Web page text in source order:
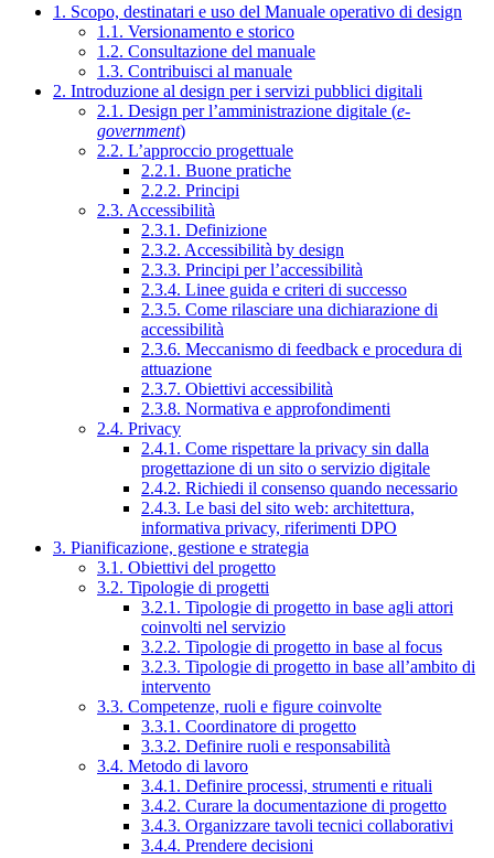
1. Scopo, destinatari e uso del Manuale operativo di design
1.1. Versionamento e storico
1.2. Consultazione del manuale
1.3. Contribuisci al manuale
2. Introduzione al design per i servizi pubblici digitali
2.1. Design per l’amministrazione digitale (e-
government)
2.2. L’approccio progettuale
2.2.1. Buone pratiche
2.2.2. Principi
2.3. Accessibilità
2.3.1. Definizione
2.3.2. Accessibilità by design
2.3.3. Principi per l’accessibilità
2.3.4. Linee guida e criteri di successo
2.3.5. Come rilasciare una dichiarazione di
accessibilità
2.3.6. Meccanismo di feedback e procedura di
attuazione
2.3.7. Obiettivi accessibilità
2.3.8. Normativa e approfondimenti
2.4. Privacy
2.4.1. Come rispettare la privacy sin dalla
progettazione di un sito o servizio digitale
2.4.2. Richiedi il consenso quando necessario
2.4.3. Le basi del sito web: architettura,
informativa privacy, riferimenti DPO
3. Pianificazione, gestione e strategia
3.1. Obiettivi del progetto
3.2. Tipologie di progetti
3.2.1. Tipologie di progetto in base agli attori
coinvolti nel servizio
3.2.2. Tipologie di progetto in base al focus
3.2.3. Tipologie di progetto in base all’ambito di
intervento
3.3. Competenze, ruoli e figure coinvolte
3.3.1. Coordinatore di progetto
3.3.2. Definire ruoli e responsabilità
3.4. Metodo di lavoro
3.4.1. Definire processi, strumenti e rituali
3.4.2. Curare la documentazione di progetto
3.4.3. Organizzare tavoli tecnici collaborativi
3.4.4. Prendere decisioni